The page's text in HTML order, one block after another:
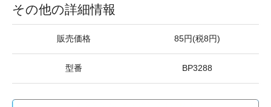
その他の詳細情報
販売価格 85円(税8円)
型番 BP3288